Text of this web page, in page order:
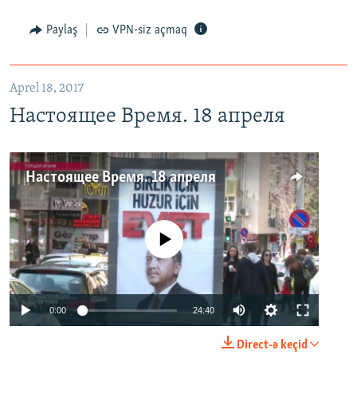
Paylaş VPN-siz açmaq
Aprel 18, 2017
Настоящее Время. 18 апреля
Настоящее Время. 18 апреля
No media source currently available
0:00 24:40
Direct-ə keçid